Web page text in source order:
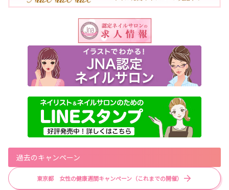
過去のキャンペーン
東京都 女性の健康週間キャンペーン（これまでの開催）